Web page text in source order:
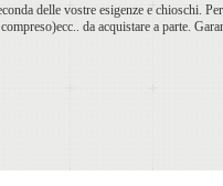
delle vostre esigenze e chioschi.
da acquistare a parte.